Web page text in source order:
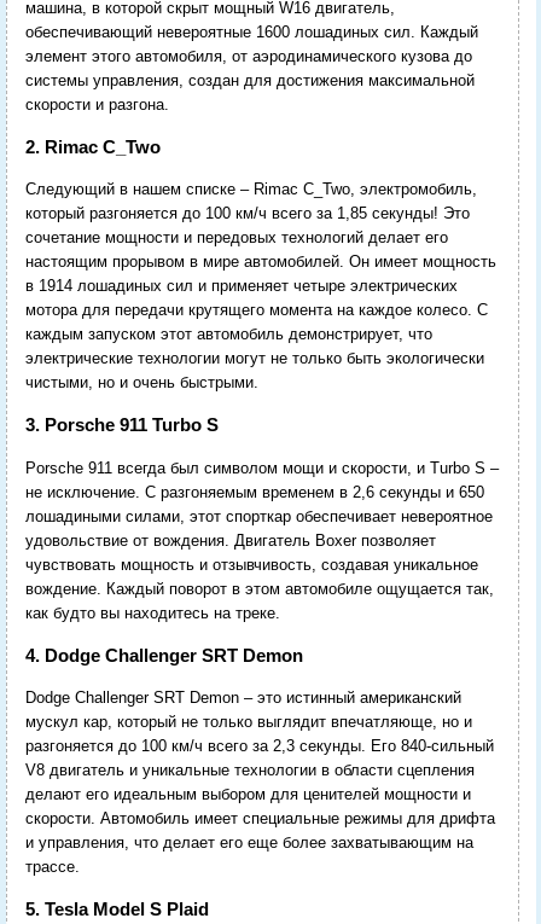
машина, в которой скрыт мощный W16 двигатель,
обеспечивающий невероятные 1600 лошадиных сил. Каждый
элемент этого автомобиля, от аэродинамического кузова до
системы управления, создан для достижения максимальной
скорости и разгона.
2. Rimac C_Two
Следующий в нашем списке – Rimac C_Two, электромобиль,
который разгоняется до 100 км/ч всего за 1,85 секунды! Это
сочетание мощности и передовых технологий делает его
настоящим прорывом в мире автомобилей. Он имеет мощность
в 1914 лошадиных сил и применяет четыре электрических
мотора для передачи крутящего момента на каждое колесо. С
каждым запуском этот автомобиль демонстрирует, что
электрические технологии могут не только быть экологически
чистыми, но и очень быстрыми.
3. Porsche 911 Turbo S
Porsche 911 всегда был символом мощи и скорости, и Turbo S –
не исключение. С разгоняемым временем в 2,6 секунды и 650
лошадиными силами, этот спорткар обеспечивает невероятное
удовольствие от вождения. Двигатель Boxer позволяет
чувствовать мощность и отзывчивость, создавая уникальное
вождение. Каждый поворот в этом автомобиле ощущается так,
как будто вы находитесь на треке.
4. Dodge Challenger SRT Demon
Dodge Challenger SRT Demon – это истинный американский
мускул кар, который не только выглядит впечатляюще, но и
разгоняется до 100 км/ч всего за 2,3 секунды. Его 840-сильный
V8 двигатель и уникальные технологии в области сцепления
делают его идеальным выбором для ценителей мощности и
скорости. Автомобиль имеет специальные режимы для дрифта
и управления, что делает его еще более захватывающим на
трассе.
5. Tesla Model S Plaid